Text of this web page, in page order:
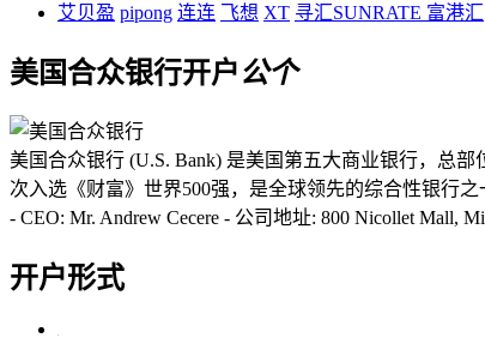
艾贝盈 pipong 连连 飞想 XT 寻汇SUNRATE 富港汇
美国合众银行开户公个
美国合众银行 (U.S. Bank) 是美国第五大商业银行，总
次入选《财富》世界500强，是全球领先的综合性银行
- CEO: Mr. Andrew Cecere - 公司地址: 800 Nicollet Mall,
开户形式